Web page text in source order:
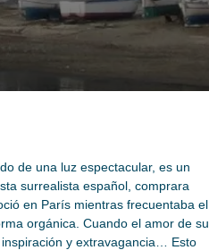
de una luz espectacular, es un
surrealista español, comprara
en París mientras frecuentaba el
orgánica. Cuando el amor de su
y extravagancia… Esto